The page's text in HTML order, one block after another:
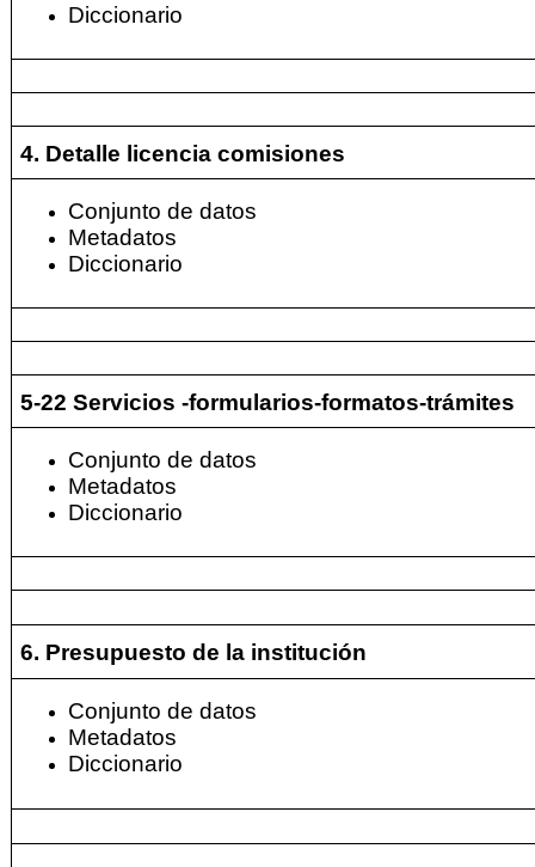
Diccionario
4. Detalle licencia comisiones
Conjunto de datos
Metadatos
Diccionario
5-22 Servicios -formularios-formatos-trámites
Conjunto de datos
Metadatos
Diccionario
6. Presupuesto de la institución
Conjunto de datos
Metadatos
Diccionario